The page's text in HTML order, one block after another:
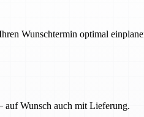
Wunschtermin optimal
auf Wunsch auch mit Lieferung.